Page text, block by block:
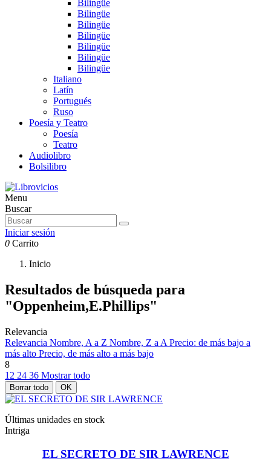
Bilingüe
Bilingüe
Bilingüe
Bilingüe
Bilingüe
Bilingüe
Bilingüe
Italiano
Latín
Portugués
Ruso
Poesía y Teatro
Poesía
Teatro
Audiolibro
Bolsilibro
Menu
Buscar
Iniciar sesión
0 Carrito
Inicio
Resultados de búsqueda para
"Oppenheim,E.Phillips"
Relevancia
Relevancia Nombre, A a Z Nombre, Z a A Precio: de más bajo a
más alto Precio, de más alto a más bajo
8
12 24 36 Mostrar todo
Borrar todo OK
Últimas unidades en stock
Intriga
EL SECRETO DE SIR LAWRENCE